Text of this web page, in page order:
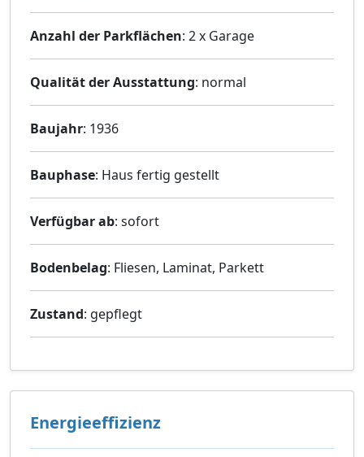
Anzahl der Parkflächen: 2 x Garage
Qualität der Ausstattung: normal
Baujahr: 1936
Bauphase: Haus fertig gestellt
Verfügbar ab: sofort
Bodenbelag: Fliesen, Laminat, Parkett
Zustand: gepflegt
Energieeffizienz